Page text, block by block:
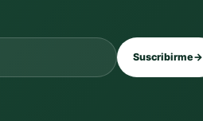
Suscribirme→